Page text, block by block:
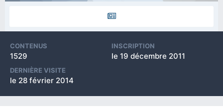
CONTENUS
1529
INSCRIPTION
le 19 décembre 2011
DERNIÈRE VISITE
le 28 février 2014